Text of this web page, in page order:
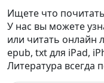
Ищете что
У нас вы можете
или читать онлайн
epub, txt для iPad,
Литература всегда